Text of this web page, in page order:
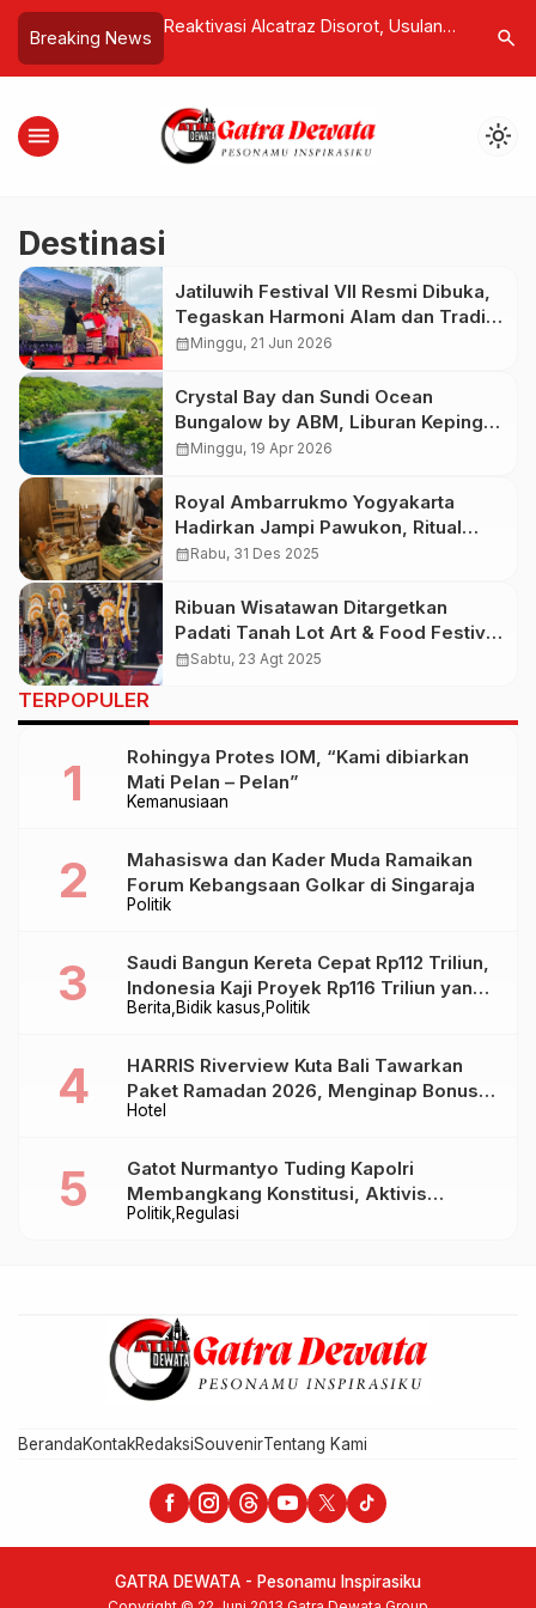
Breaking News
LH Sepakat
Penyelesaian
Diyakini Redam
Hukum
Reaktivasi Alcatraz Disorot, Usulan
Perdebatan di AS
Wilson
Bersama
search
menu light_mode
Destinasi
Jatiluwih Festival VII Resmi Dibuka,
Tegaskan Harmoni Alam dan Tradisi
dalam Pariwisata Berkelanjutan
calendar_monthMinggu, 21 Jun 2026
Crystal Bay dan Sundi Ocean
Bungalow by ABM, Liburan Kepingan
Surga Tropis di Nusa Penida
calendar_monthMinggu, 19 Apr 2026
Royal Ambarrukmo Yogyakarta
Hadirkan Jampi Pawukon, Ritual
Herbal Jawa dalam Pengalaman
calendar_monthRabu, 31 Des 2025
Ribuan Wisatawan Ditargetkan
Padati Tanah Lot Art & Food Festival
2025
calendar_monthSabtu, 23 Agt 2025
TERPOPULER
Kemanusiaan
Rohingya Protes IOM, “Kami dibiarkan
Mati Pelan – Pelan”
Politik
Mahasiswa dan Kader Muda Ramaikan
Forum Kebangsaan Golkar di Singaraja
Berita Bidik kasus Politik
Saudi Bangun Kereta Cepat Rp112 Triliun,
Indonesia Kaji Proyek Rp116 Triliun yang
Baru Sampai Bandung
Hotel
HARRIS Riverview Kuta Bali Tawarkan
Paket Ramadan 2026, Menginap Bonus
Takjil hingga Bukber Mulai Rp88.888
Politik Regulasi
Gatot Nurmantyo Tuding Kapolri
Membangkang Konstitusi, Aktivis
Tegaskan Polri Tak Punya Sejarah
BerandaKontakRedaksiSouvenirTentang Kami
GATRA DEWATA - Pesonamu Inspirasiku